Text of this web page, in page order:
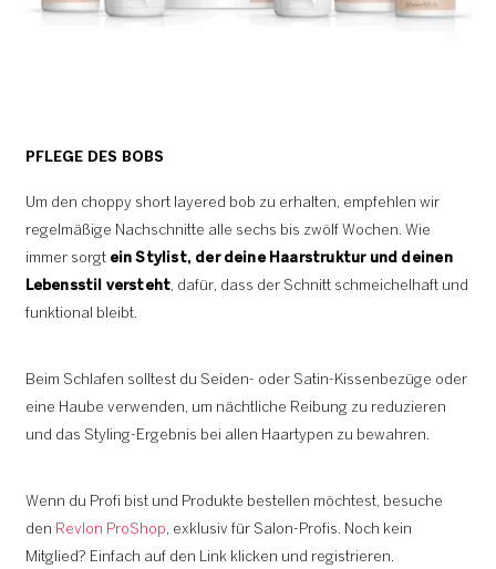
PFLEGE DES BOBS
Um den choppy short layered bob zu erhalten, empfehlen wir
regelmäßige Nachschnitte alle sechs bis zwölf Wochen. Wie
immer sorgt ein Stylist, der deine Haarstruktur und deinen
Lebensstil versteht , dafür, dass der Schnitt schmeichelhaft und
funktional bleibt.
Beim Schlafen solltest du Seiden- oder Satin-Kissenbezüge oder
eine Haube verwenden, um nächtliche Reibung zu reduzieren
und das Styling-Ergebnis bei allen Haartypen zu bewahren.
Wenn du Profi bist und Produkte bestellen möchtest, besuche
den Revlon ProShop , exklusiv für Salon-Profis. Noch kein
Mitglied? Einfach auf den Link klicken und registrieren.